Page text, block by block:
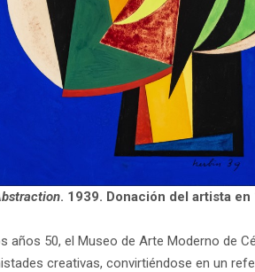
. 1939. Donación del artista
años 50, el Museo de Arte Moderno de
creativas, convirtiéndose en un